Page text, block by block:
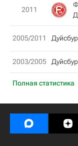
Полная статистика
2011
2005/2011
2003/2005